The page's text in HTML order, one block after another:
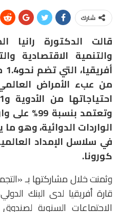
شارك
قالت الدكتورة رانيا
والتنمية الاقتصادية
الواردات الدوائية، وهو
في سلاسل الإمداد
كورونا.
وثمنت خلال مشاركتها بـ
قارة أفريقيا لدى البنك
الاجتماعات السنوية لصندوق